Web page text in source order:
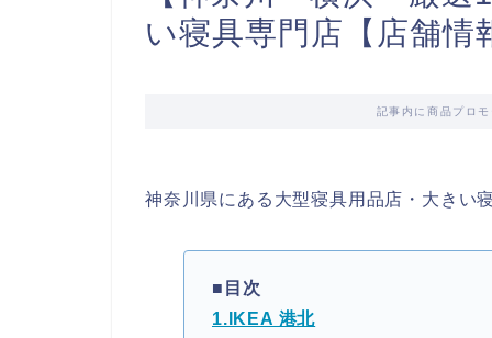
い寝具専門店【店舗情
記事内に商品プロ
神奈川県にある大型寝具用品店・大きい
■目次
1.IKEA 港北